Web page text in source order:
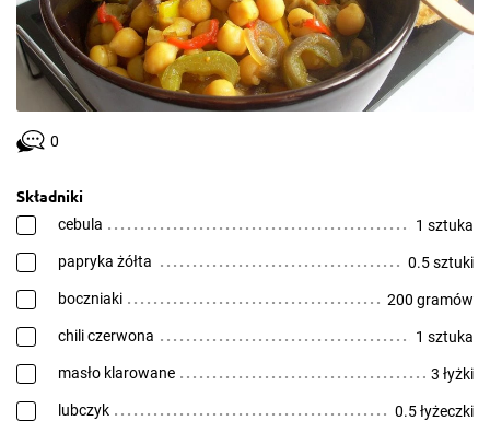
0
Składniki
cebula 1 sztuka
papryka żółta 0.5 sztuki
boczniaki 200 gramów
chili czerwona 1 sztuka
masło klarowane 3 łyżki
lubczyk 0.5 łyżeczki